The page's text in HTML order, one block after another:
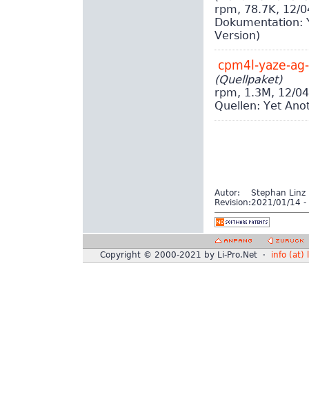
rpm, 78.7K, 12/
Dokumentation:
Version)
cpm4l-yaze-
(Quellpaket)
rpm, 1.3M, 12/
Quellen: Yet
Autor:
Stephan Linz
Revision: 2021/01/14 -
Copyright © 2000-2021 by Li-Pro.Net · info (at)